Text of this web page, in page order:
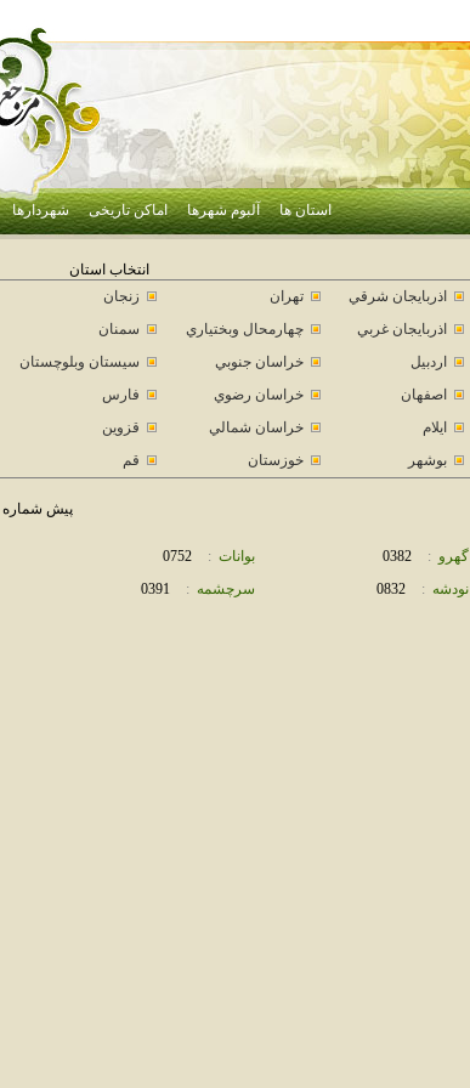
استان ها آلبوم شهرها اماکن تاریخی شهردارها
انتخاب استان
اذربايجان شرقي
تهران زنجان
اذربايجان غربي
چهارمحال وبختياري سمنان
اردبيل
خراسان جنوبي سيستان وبلوچستان
اصفهان
خراسان رضوي فارس
ايلام
خراسان شمالي قزوين
بوشهر
خوزستان قم
پیش شماره
گهرو :
0382 بوانات :
0752
نودشه :
0832 سرچشمه :
0391